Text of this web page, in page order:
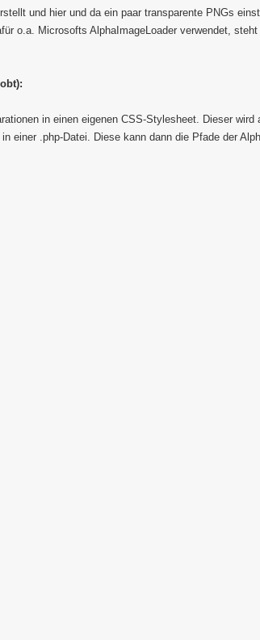
und hier und da ein paar transparente PNGs
o.a. Microsofts AlphaImageLoader verwendet, steht
in einen eigenen CSS-Stylesheet. Dieser wird
einer .php-Datei. Diese kann dann die Pfade der